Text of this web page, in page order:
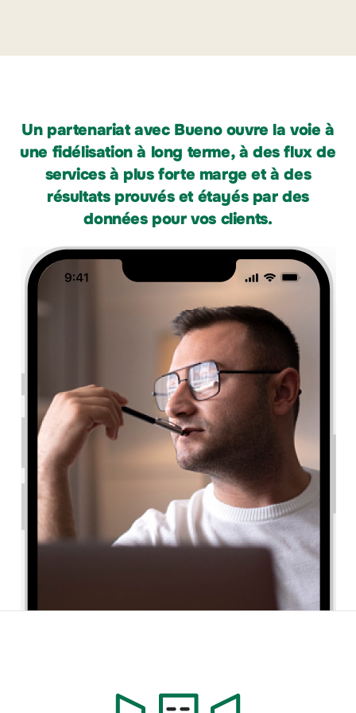
Un partenariat avec Bueno ouvre la voie à
une fidélisation à long terme, à des flux de
services à plus forte marge et à des
résultats prouvés et étayés par des
données pour vos clients.